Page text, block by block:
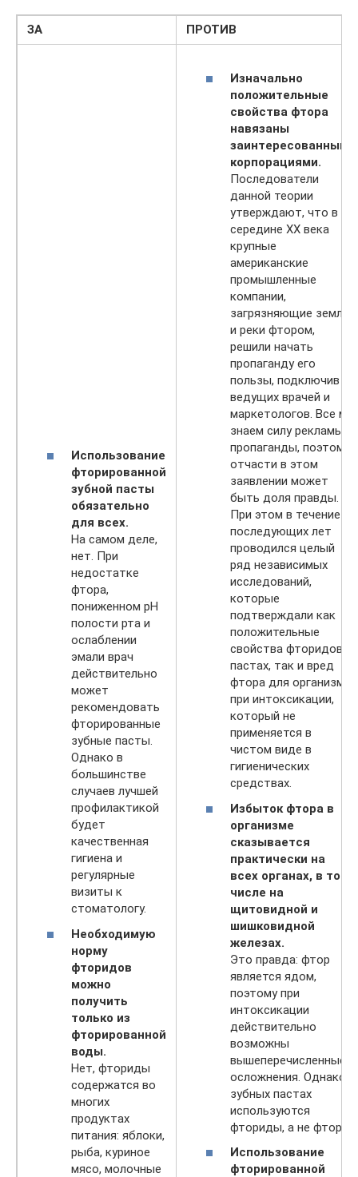
ЗА ПРОТИВ
Использование
фторированной
зубной пасты
обязательно
для всех.
На самом деле,
нет. При
недостатке
фтора,
пониженном pH
полости рта и
ослаблении
эмали врач
действительно
может
рекомендовать
фторированные
зубные пасты.
Однако в
большинстве
случаев лучшей
профилактикой
будет
качественная
гигиена и
регулярные
визиты к
стоматологу.
Необходимую
норму
фторидов
можно
получить
только из
фторированной
воды.
Нет, фториды
содержатся во
многих
продуктах
питания: яблоки,
рыба, куриное
мясо, молочные
Изначально
положительные
свойства фтора
навязаны
заинтересованными
корпорациями.
Последователи
данной теории
утверждают, что в
середине XX века
крупные
американские
промышленные
компании,
загрязняющие землю
и реки фтором,
решили начать
пропаганду его
пользы, подключив
ведущих врачей и
маркетологов. Все мы
знаем силу рекламы и
пропаганды, поэтому
отчасти в этом
заявлении может
быть доля правды.
При этом в течение
последующих лет
проводился целый
ряд независимых
исследований,
которые
подтверждали как
положительные
свойства фторидов в
пастах, так и вред
фтора для организма
при интоксикации,
который не
применяется в
чистом виде в
гигиенических
средствах.
Избыток фтора в
организме
сказывается
практически на
всех органах, в том
числе на
щитовидной и
шишковидной
железах.
Это правда: фтор
является ядом,
поэтому при
интоксикации
действительно
возможны
вышеперечисленные
осложнения. Однако в
зубных пастах
используются
фториды, а не фтор.
Использование
фторированной